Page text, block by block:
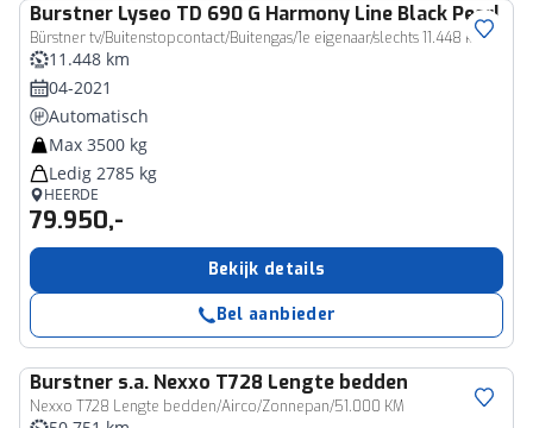
Burstner Lyseo TD 690 G Harmony Line Black Pearl
Bürstner tv/Buitenstopcontact/Buitengas/1e eigenaar/slechts 11.448 km**
11.448 km
04-2021
Automatisch
Max 3500 kg
Ledig 2785 kg
HEERDE
79.950,-
Bekijk details
Bel aanbieder
Burstner s.a. Nexxo T728 Lengte bedden
Nexxo T728 Lengte bedden/Airco/Zonnepan/51.000 KM